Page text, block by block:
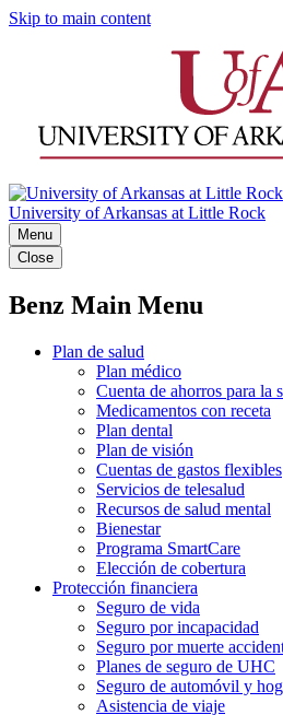
Skip to main content
University of Arkansas at Little Rock
Menu
Close
Benz Main Menu
Plan de salud
Plan médico
Cuenta de ahorros para la
Medicamentos con receta
Plan dental
Plan de visión
Cuentas de gastos flexibles
Servicios de telesalud
Recursos de salud mental
Bienestar
Programa SmartCare
Elección de cobertura
Protección financiera
Seguro de vida
Seguro por incapacidad
Seguro por muerte
Planes de seguro de UHC
Seguro de automóvil y
Asistencia de viaje